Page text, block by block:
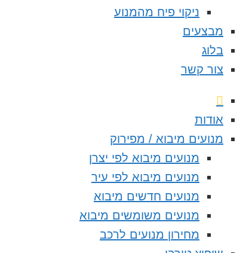
ניקוי פיח מהמנוע
מבצעים
בלוג
צור קשר
אודות
מנועים מיבוא / מפירוק
מנועים מיבוא לפי יצרן
מנועים מיבוא לפי עיר
מנועים חדשים מיבוא
מנועים משומשים מיבוא
מחירון מנועים לרכב